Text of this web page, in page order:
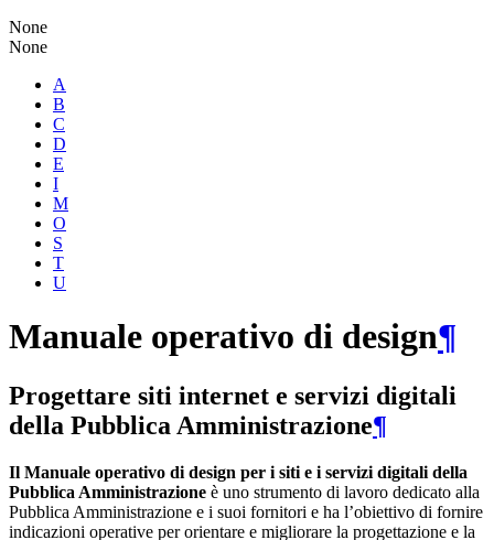
None
None
A
B
C
D
E
I
M
O
S
T
U
Manuale operativo di design¶
Progettare siti internet e servizi digitali
della Pubblica Amministrazione¶
Il Manuale operativo di design per i siti e i servizi digitali della
Pubblica Amministrazione è uno strumento di lavoro dedicato alla
Pubblica Amministrazione e i suoi fornitori e ha l’obiettivo di fornire
indicazioni operative per orientare e migliorare la progettazione e la